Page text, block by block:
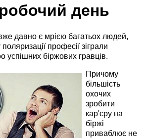
день
давно є мрією багатьох людей,
професії зіграли
успішних біржових гравців.
Причому
більшість
охочих
зробити
кар'єру на
біржі
приваблює не